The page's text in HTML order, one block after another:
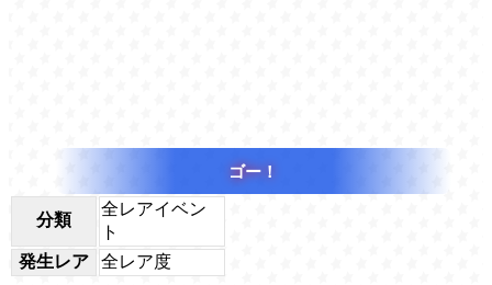
ゴー！
分類
全レアイベン
ト
発生レア
全レア度